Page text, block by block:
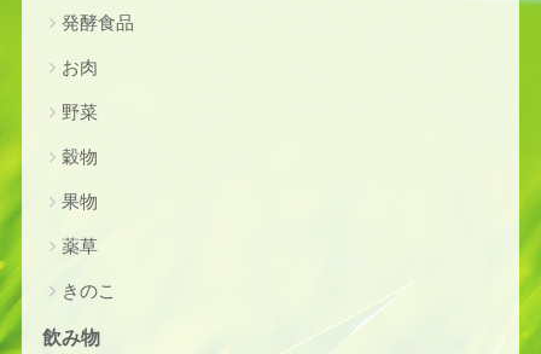
発酵食品
お肉
野菜
穀物
果物
薬草
きのこ
飲み物